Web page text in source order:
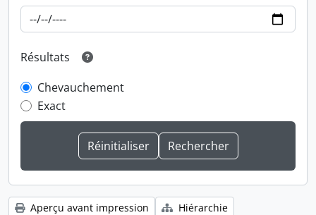
Résultats
Chevauchement
Exact
Aperçu avant impression
Hiérarchie